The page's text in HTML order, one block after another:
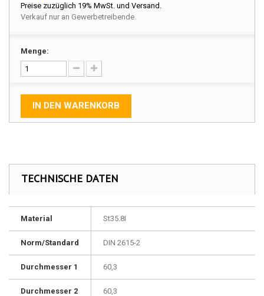
Preise zuzüglich 19% MwSt. und Versand.
Verkauf nur an Gewerbetreibende.
Menge:
IN DEN WARENKORB
TECHNISCHE DATEN
Material St35.8I
Norm/Standard DIN 2615-2
Durchmesser 1 60,3
Durchmesser 2 60,3